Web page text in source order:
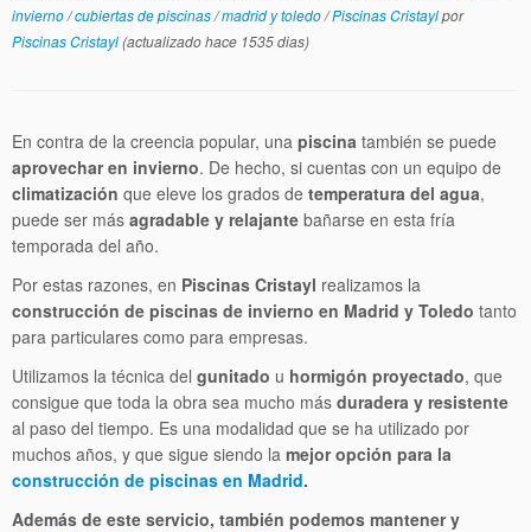
invierno/cubiertas de piscinas/madrid y toledo/Piscinas Cristaylpor
Piscinas Cristayl(actualizado hace 1535 dias)
En contra de la creencia popular, una piscina también se puede
aprovechar en invierno. De hecho, si cuentas con un equipo de
climatización que eleve los grados de temperatura del agua,
puede ser más agradable y relajante bañarse en esta fría
temporada del año.
Por estas razones, en Piscinas Cristayl realizamos la
construcción de piscinas de invierno en Madrid y Toledo tanto
para particulares como para empresas.
Utilizamos la técnica del gunitado u hormigón proyectado, que
consigue que toda la obra sea mucho más duradera y resistente
al paso del tiempo. Es una modalidad que se ha utilizado por
muchos años, y que sigue siendo la mejor opción para la
construcción de piscinas en Madrid.
Además de este servicio, también podemos mantener y